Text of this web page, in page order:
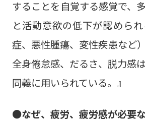
することを自覚する感覚で、
と活動意欲の低下が認めら
症、悪性腫瘍、変性疾患など
全身倦怠感、だるさ、脱力感
同義に用いられている。』
●なぜ、疲労、疲労感が必要